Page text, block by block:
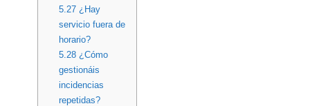
5.27¿Hay
servicio fuera de
horario?
5.28¿Cómo
gestionáis
incidencias
repetidas?